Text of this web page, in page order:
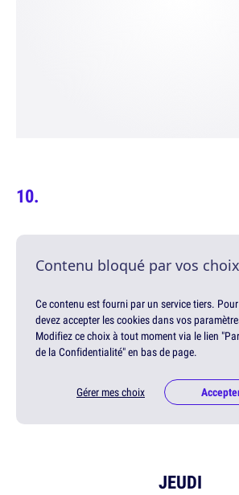
Contenu bloqué par vos
Ce contenu est fourni par un service tiers.
devez accepter les cookies dans vos
Modifiez ce choix à tout moment via le lien
de la Confidentialité" en bas de page.
Gérer mes choix
JEUDI